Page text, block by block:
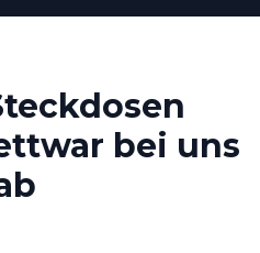
bei uns